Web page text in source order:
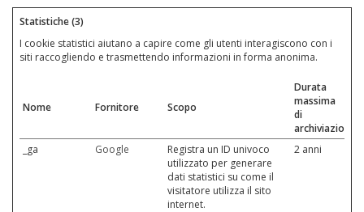
Statistiche (3)
I cookie statistici aiutano a capire come gli utenti interagiscono con i
siti raccogliendo e trasmettendo informazioni in forma anonima.
Nome Fornitore Scopo
Durata
massima
di
archiviazione
_ga
Google
Registra un ID univoco
utilizzato per generare
dati statistici su come il
visitatore utilizza il sito
internet.
2 anni